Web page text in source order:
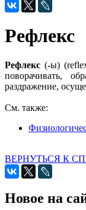
Рефлекс
Рефлекс (-ы)
поворачивать,
раздражение,
См. также:
ВЕРНУТЬСЯ К
Новое на